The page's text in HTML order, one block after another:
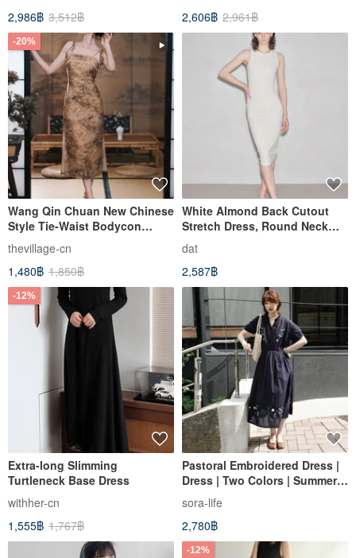
2,986฿ 3,512฿
Dress
2,606฿ 2,961฿
-20%
Wang Qin Chuan New Chinese
Style Tie-Waist Bodycon
Dress
thevillage-cn
1,480฿ 1,850฿
White Almond Back Cutout
Stretch Dress, Round Neck
Sleeveless Comfortable
Drawstring Adjustable Midi
Dress
dat
2,587฿
-12%
Extra-long Slimming
Turtleneck Base Dress
withher-cn
1,555฿ 1,767฿
Pastoral Embroidered Dress |
Dress | Two Colors | Summer
Collection | Sora-2107
sora-life
2,780฿
-12%